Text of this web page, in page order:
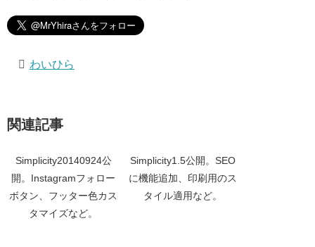
わいひら
関連記事
Simplicity20140924公
開。Instagramフォロー
ボタン、フッター色カス
タマイズなど。
Simplicity1.5公開。SEO
に機能追加、印刷用のス
タイル適用など。